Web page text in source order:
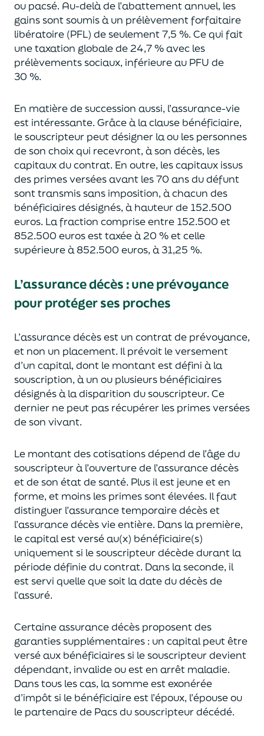
ou pacsé. Au-delàde l’abattement annuel, les
gains sont soumis à un prélèvement forfaitaire
libératoire (PFL) de seulement 7,5 %. Ce qui fait
une taxation globale de24,7 % avec les
prélèvements sociaux, inférieure au PFU de
30 %.
En matière de succession aussi, l’assurance-vie
est intéressante. Grâce à la clause bénéficiaire,
le souscripteur peut désigner la ou les personnes
de son choix qui recevront, à son décès, les
capitaux du contrat. En outre, les capitaux issus
des primes versées avant les 70 ans du défunt
sont transmis sans imposition, à chacun des
bénéficiaires désignés, à hauteur de 152.500
euros. La fraction comprise entre 152.500 et
852.500 eurosest taxée à 20 % et celle
supérieure à 852.500 euros, à 31,25 %.
L’assurance décès :une prévoyance
pour protéger ses proches
L’assurance décès est un contrat de prévoyance,
et non un placement. Il prévoit le versement
d’un capital, dont le montant est défini à la
souscription, à un ou plusieurs bénéficiaires
désignés à la disparition du souscripteur. Ce
dernier ne peut pas récupérer les primes versées
de son vivant.
Le montant des cotisations dépend de l’âgedu
souscripteur à l’ouverture de l’assurance décès
et de son état de santé. Plus il est jeuneet en
forme, et moins les primes sont élevées. Il faut
distinguer l’assurance temporaire décès et
l’assurancedécèsvie entière. Dans la première,
le capital estversé au(x) bénéficiaire(s)
uniquementsi le souscripteur décède durant la
période définie du contrat. Dans la seconde, il
est servi quelle que soit la date du décès de
l’assuré.
Certaine assurance décès proposentdes
garanties supplémentaires : un capitalpeut être
versé aux bénéficiaires si le souscripteur devient
dépendant, invalide ouest en arrêt maladie.
Dans tous les cas, la somme est exonérée
d’impôt si le bénéficiaire est l’époux, l’épouse ou
le partenaire de Pacsdu souscripteur décédé.